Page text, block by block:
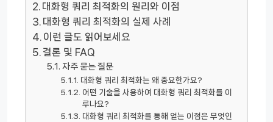
대화형 쿼리 최적화의 원리와 이점
대화형 쿼리 최적화의 실제 사례
이런 글도 읽어보세요
결론 및 FAQ
자주 묻는 질문
대화형 쿼리 최적화는 왜 중요한가요?
어떤 기술을 사용하여 대화형 쿼리 최적화를 이
루나요?
대화형 쿼리 최적화를 통해 얻는 이점은 무엇인